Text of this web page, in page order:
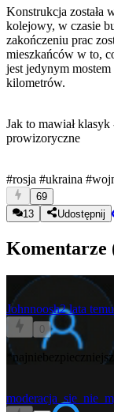
Konstrukcja została
kolejowy, w czasie
zakończeniu prac
mieszkańców w to,
jest jedynym
kilometrów.
Jak to mawiał
prowizoryczne
#rosja #ukraina
69
13
Udostępnij
Komentarze
Johnnoosh2 lata temu
0